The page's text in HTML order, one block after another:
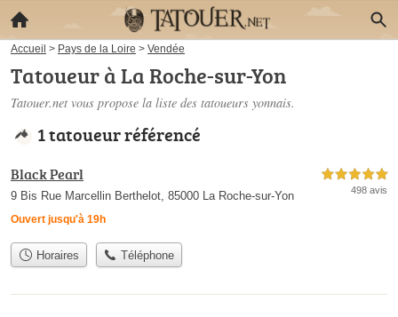
Accueil > Pays de la Loire > Vendée
Tatoueur à La Roche-sur-Yon
Tatouer.net vous propose la liste des tatoueurs yonnais.
1 tatoueur référencé
Black Pearl
9 Bis Rue Marcellin Berthelot, 85000 La Roche-sur-Yon
Ouvert jusqu'à 19h
5,0 étoiles sur 5
498 avis
Horaires Téléphone